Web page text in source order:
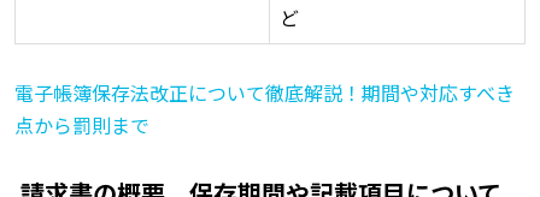
ど
電子帳簿保存法改正について徹底解説！期間や対応すべき
点から罰則まで